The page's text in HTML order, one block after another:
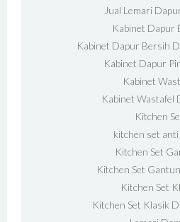
Jual Lemari
Kabinet Dapur
Kabinet Dapur Bersih
Kabinet Dapur
Kabinet
Kabinet Wastafel
Kitchen
kitchen set
Kitchen Set
Kitchen Set
Kitchen Set
Kitchen Set Klasik